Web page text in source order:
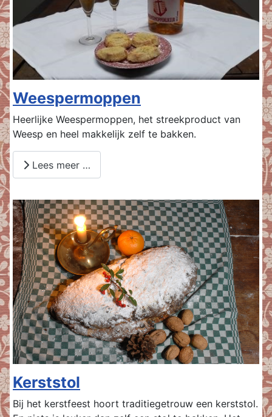
Weespermoppen
Heerlijke Weespermoppen, het streekproduct van
Weesp en heel makkelijk zelf te bakken.
Lees meer …
Kerststol
Bij het kerstfeest hoort traditiegetrouw een kerststol.